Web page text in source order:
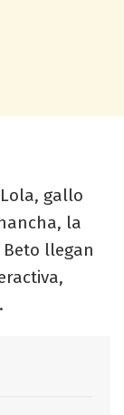
gallo
la
llegan